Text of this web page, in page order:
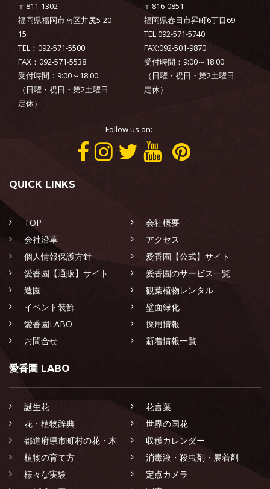
〒811-1302
福岡県福岡市南区井尻5-20-
15
TEL：092-571-5500
FAX：092-571-5538
受付時間：9:00～18:00
（日曜・祝日・第2土曜日
定休）
〒816-0851
福岡県春日市昇町6丁目69
TEL:092-571-5740
FAX:092-501-9870
受付時間：9:00～18:00
（日曜・祝日・第2土曜日
定休）
Follow us on:
QUICK LINKS
TOP
会社概要
会社沿革
アクセス
個人情報保護方針
愛香園【公式】サイト
愛香園【通販】サイト
愛香園のサービス一覧
造園
観葉植物レンタル
イベント装飾
壁面緑化
愛香園LABO
採用情報
お問合せ
新着情報一覧
愛香園 LABO
誕生花
花言葉
花・植物辞典
世界の国花
都道府県市町村の花・木
収穫カレンダー
植物の育て方
消毒液・殺虫剤・展着剤
様々な実験
定点カメラ